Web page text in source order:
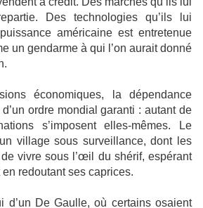
Des technologies qu’ils lui
américaine est entretenue
un gendarme à qui l’on aurait donné
économiques, la dépendance
ordre mondial garanti : autant de
s’imposent elles-mêmes. Le
village sous surveillance, dont les
vivre sous l’œil du shérif, espérant
redoutant ses caprices.
d’un De Gaulle, où certains osaient